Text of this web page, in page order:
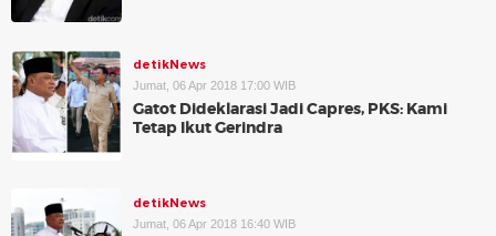
detikNews
Jumat, 06 Apr 2018 17:00 WIB
Gatot Dideklarasi Jadi Capres, PKS: Kami
Tetap Ikut Gerindra
detikNews
Jumat, 06 Apr 2018 16:40 WIB